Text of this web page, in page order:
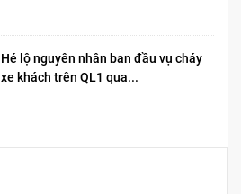
Hé lộ nguyên nhân ban đầu vụ cháy
xe khách trên QL1 qua...